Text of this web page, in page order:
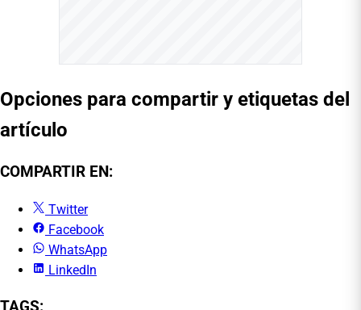
Opciones para compartir y etiquetas del
artículo
COMPARTIR EN:
Twitter
Facebook
WhatsApp
LinkedIn